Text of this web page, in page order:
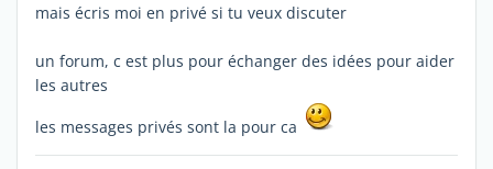
mais écris moi en privé si tu veux discuter
un forum, c est plus pour échanger des idées pour aider
les autres
les messages privés sont la pour ca